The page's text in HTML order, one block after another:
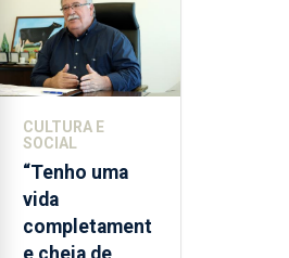
2022
e
2026.
A
ilha
das
Flores
apresenta
um
“decréscimo
CULTURA E
SOCIAL
“Tenho uma
vida
completament